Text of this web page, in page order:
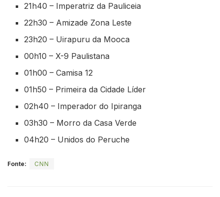
21h40 – Imperatriz da Pauliceia
22h30 – Amizade Zona Leste
23h20 – Uirapuru da Mooca
00h10 – X-9 Paulistana
01h00 – Camisa 12
01h50 – Primeira da Cidade Líder
02h40 – Imperador do Ipiranga
03h30 – Morro da Casa Verde
04h20 – Unidos do Peruche
Fonte: CNN